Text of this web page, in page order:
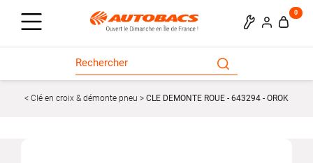
0
Clé en croix & démonte pneu CLE DEMONTE ROUE - 643294 - OROK